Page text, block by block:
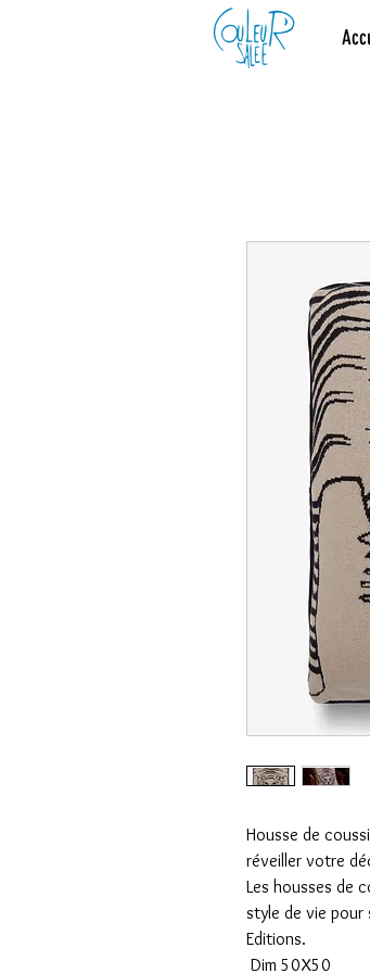
Housse de
réveiller votre
Les housses de
style de vie pour
Editions.
Dim 50X50